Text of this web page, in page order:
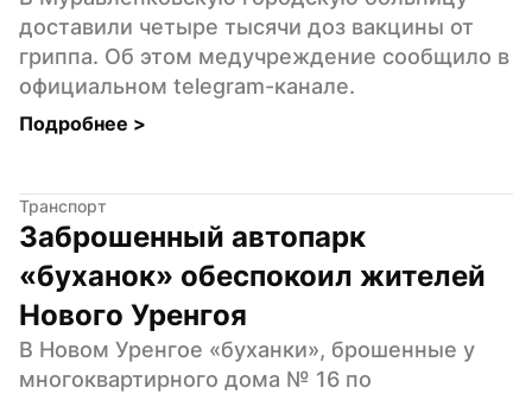
доставили четыре тысячи доз вакцины от
гриппа. Об этом медучреждение сообщило в
официальном telegram-канале.
Подробнее >
Транспорт
Заброшенный автопарк
«буханок» обеспокоил жителей
Нового Уренгоя
В Новом Уренгое «буханки», брошенные у
многоквартирного дома № 16 по